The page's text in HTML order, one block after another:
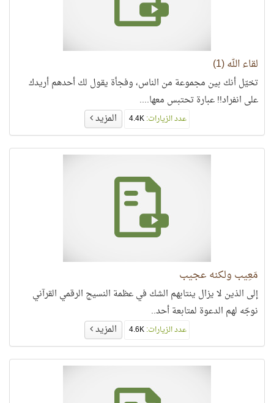
لقاء الله (1)
تخيّل أنك بين مجموعة من الناس، وفجأة يقول لك أحدهم أريدك
على انفراد!! عبارة تحتبس معها....
عدد الزيارات: المزيد
مَعِيب ولكنه عجيب
إلى الذين لا يزال ينتابهم الشك في عظمة النسيج الرقمي القرآني
نوجّه لهم الدعوة لمتابعة أحد..
عدد الزيارات: المزيد